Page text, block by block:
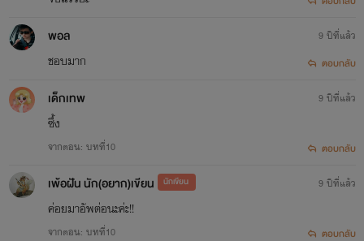
พอล
ชอบมาก
9 ปีที่แล้ว
ตอบกลับ
เด็กเทพ
ซึ้ง
จากตอน: บทที่10
9 ปีที่แล้ว
ตอบกลับ
เพ้อฝัน นัก(อยาก)เขียน นักเขียน
ค่อยมาอัพต่อนะค่ะ!!
จากตอน: บทที่10
9 ปีที่แล้ว
ตอบกลับ